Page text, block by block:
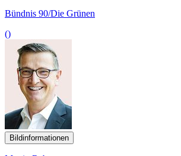
Bündnis 90/Die Grünen
()
Bildinformationen